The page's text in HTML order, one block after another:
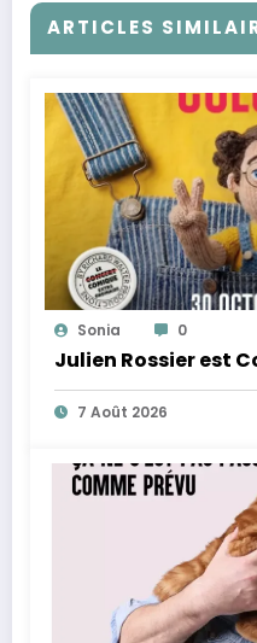
ARTICLES
Sonia 0
Julien Rossier est
7 Août 2026